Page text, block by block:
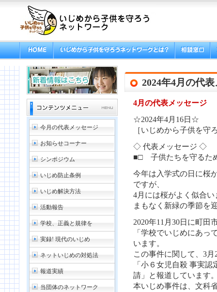
今月の代表メッセージ
お知らせコーナー
シンポジウム
いじめ防止条例
いじめ解決方法
活動報告
学校、正義と規律を
実録! 現代のいじめ
ネットいじめの対処法
報道実績
当団体のネットワーク
2024年4月の代
4月の代表メッセージ
☆2024年4月16日☆
［いじめから子供を守
◇ 代表メッセージ ◇
■□ 子供たちを守るた
今年は入学式の日に桜
ですが、
4月には桜がよく似合い
まもなく新緑の季節を
2020年11月30日に町田
「学校でいじめにあっ
います。
この事件に関して、3
「小６女児自殺 事実
請」と報道しています
本いじめ事件は、文科